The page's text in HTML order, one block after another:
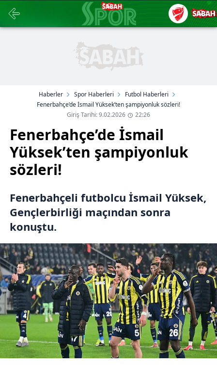
Haberler Spor Haberleri
Futbol Haberleri
Fenerbahçe’de İsmail Yüksek’ten şampiyonluk sözleri!
Giriş Tarihi: 9.02.2026
22:26
Fenerbahçe’de İsmail
Yüksek’ten şampiyonluk
sözleri!
Fenerbahçeli futbolcu İsmail Yüksek,
Gençlerbirliği maçından sonra
konuştu.